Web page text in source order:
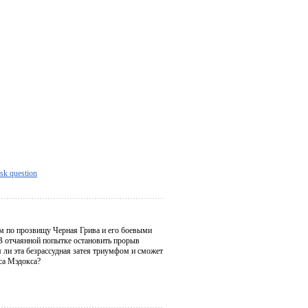
question
по прозвищу Черная Грива и его боевыми
попытке остановить прорыв
эта безрассудная затея триумфом и сможет
Мэдокса?